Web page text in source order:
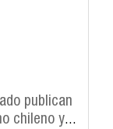
publican
chileno y